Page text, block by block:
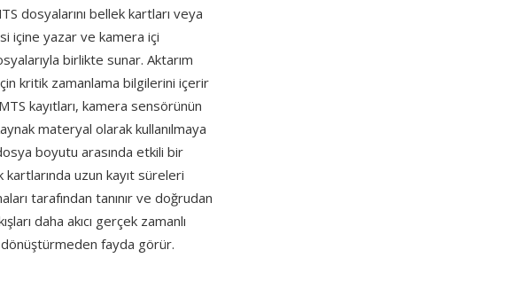
dosyalarını bellek kartları veya
içine yazar ve kamera içi
birlikte sunar. Aktarım
kritik zamanlama bilgilerini içerir
kayıtları, kamera sensörünün
materyal olarak kullanılmaya
boyutu arasında etkili bir
uzun kayıt süreleri
tarafından tanınır ve doğrudan
daha akıcı gerçek zamanlı
fayda görür.